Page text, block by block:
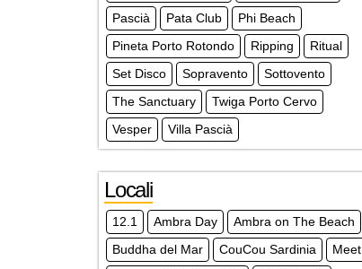
Pascià
Pata Club
Phi Beach
Pineta Porto Rotondo
Ripping
Ritual
Set Disco
Sopravento
Sottovento
The Sanctuary
Twiga Porto Cervo
Vesper
Villa Pascià
Locali
12.1 Ambra Day
Ambra on The Beach
Buddha del Mar
CouCou Sardinia
Meet